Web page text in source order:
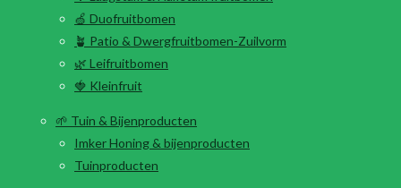
🍏 Duofruitbomen
🪴 Patio & Dwergfruitbomen-Zuilvorm
🌿 Leifruitbomen
🍓 Kleinfruit
🌱 Tuin & Bijenproducten
Imker Honing & bijenproducten
Tuinproducten